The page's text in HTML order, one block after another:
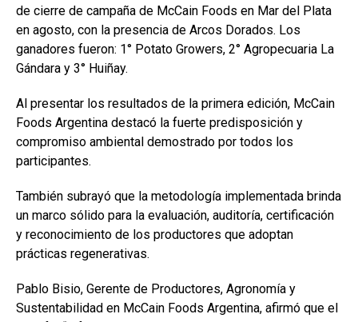
de cierre de campaña de McCain Foods en Mar del Plata
en agosto, con la presencia de Arcos Dorados. Los
ganadores fueron: 1° Potato Growers, 2° Agropecuaria La
Gándara y 3° Huiñay.
Al presentar los resultados de la primera edición, McCain
Foods Argentina destacó la fuerte predisposición y
compromiso ambiental demostrado por todos los
participantes.
También subrayó que la metodología implementada brinda
un marco sólido para la evaluación, auditoría, certificación
y reconocimiento de los productores que adoptan
prácticas regenerativas.
Pablo Bisio, Gerente de Productores, Agronomía y
Sustentabilidad en McCain Foods Argentina, afirmó que el